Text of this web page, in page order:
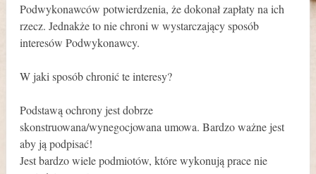
Podwykonawców potwierdzenia, że dokonał zapłaty na ich
rzecz. Jednakże to nie chroni w wystarczający sposób
interesów Podwykonawcy.
W jaki sposób chronić te interesy?
Podstawą ochrony jest dobrze
skonstruowana/wynegocjowana umowa. Bardzo ważne jest
aby ją podpisać!
Jest bardzo wiele podmiotów, które wykonują prace nie